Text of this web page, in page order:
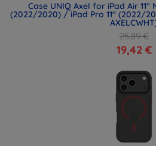
Case UNIQ Axel for iPad Air 11"
(2022/2020) / iPad Pro 11" (2022/
25,89 €
19,42 €